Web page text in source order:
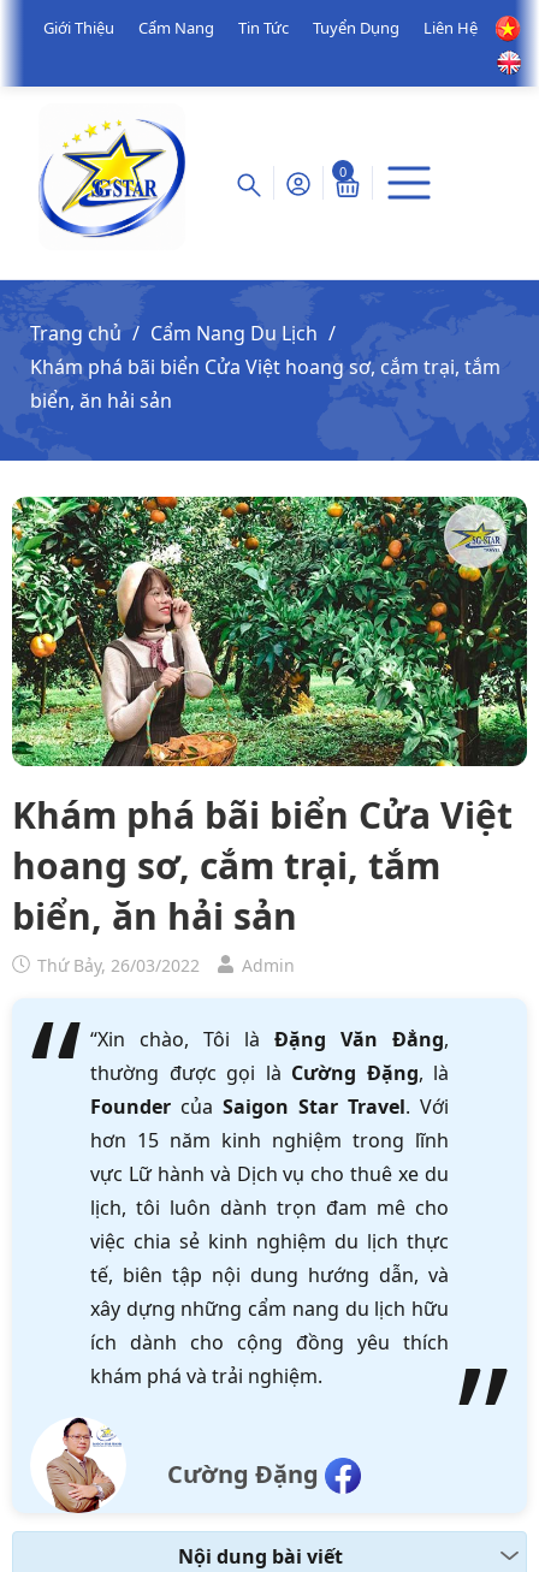
Giới Thiệu Cẩm Nang Tin Tức Tuyển Dụng Liên Hệ
0
Trang chủ
Cẩm Nang Du Lịch
Khám phá bãi biển Cửa Việt hoang sơ, cắm trại, tắm
biển, ăn hải sản
Khám phá bãi biển Cửa Việt
hoang sơ, cắm trại, tắm
biển, ăn hải sản
Thứ Bảy, 26/03/2022 Admin
“Xin chào, Tôi là Đặng Văn Đẳng,
thường được gọi là Cường Đặng, là
Founder của Saigon Star Travel. Với
hơn 15 năm kinh nghiệm trong lĩnh
vực Lữ hành và Dịch vụ cho thuê xe du
lịch, tôi luôn dành trọn đam mê cho
việc chia sẻ kinh nghiệm du lịch thực
tế, biên tập nội dung hướng dẫn, và
xây dựng những cẩm nang du lịch hữu
ích dành cho cộng đồng yêu thích
khám phá và trải nghiệm.
Cường Đặng
Nội dung bài viết